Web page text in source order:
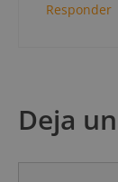
Responder
Deja